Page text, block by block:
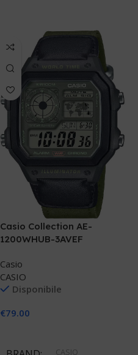
Casio Collection AE-
1200WHUB-3AVEF
Casio
CASIO
Disponibile
€79.00
CASIO